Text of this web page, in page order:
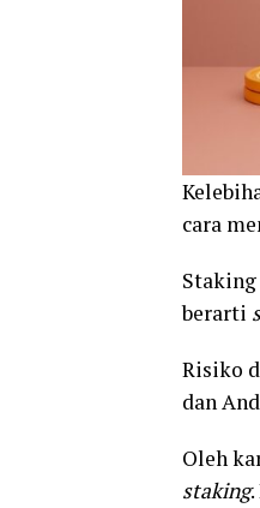
cara
berarti
Risiko
dan
Oleh
staking